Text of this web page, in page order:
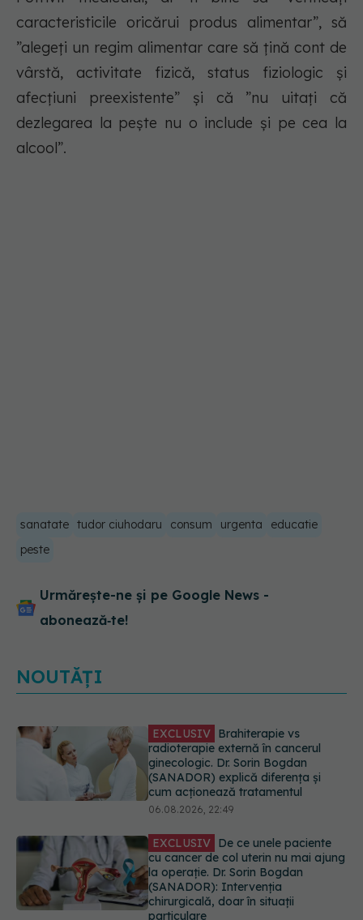
caracteristicile oricărui produs alimentar”, să
”alegeți un regim alimentar care să ţină cont de
vârstă, activitate fizică, status fiziologic şi
afecţiuni preexistente” și că ”nu uitaţi că
dezlegarea la peşte nu o include şi pe cea la
alcool”.
sanatate tudor ciuhodaru consum urgenta
educatie
peste
Urmărește-ne și pe Google News -
abonează‑te!
NOUTĂȚI
EXCLUSIV De ce unele paciente
cu cancer de col uterin nu mai ajung
la operație. Dr. Sorin Bogdan
(SANADOR): Intervenția
chirurgicală, doar în situații
particulare
Alertă în Europa după un nou caz
de hantavirus Anzi, singura tulpină
care se transmite de la om la om
06.08.2026, 20:06